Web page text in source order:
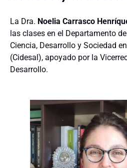
La Dra. Noelia Carrasco
las clases en el Departamento
Ciencia, Desarrollo y Sociedad
(Cidesal), apoyado por la
Desarrollo.